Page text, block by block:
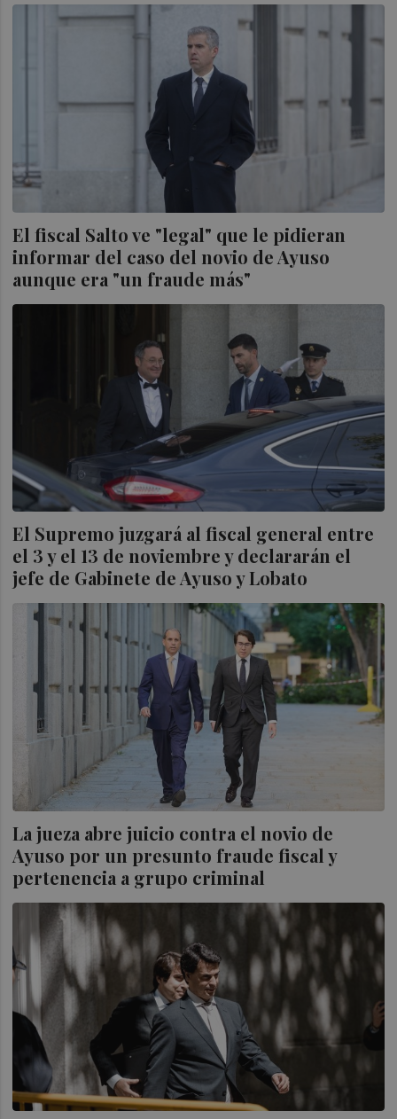
El fiscal Salto ve "legal" que le pidieran
informar del caso del novio de Ayuso
aunque era "un fraude más"
El Supremo juzgará al fiscal general entre
el 3 y el 13 de noviembre y declararán el
jefe de Gabinete de Ayuso y Lobato
La jueza abre juicio contra el novio de
Ayuso por un presunto fraude fiscal y
pertenencia a grupo criminal